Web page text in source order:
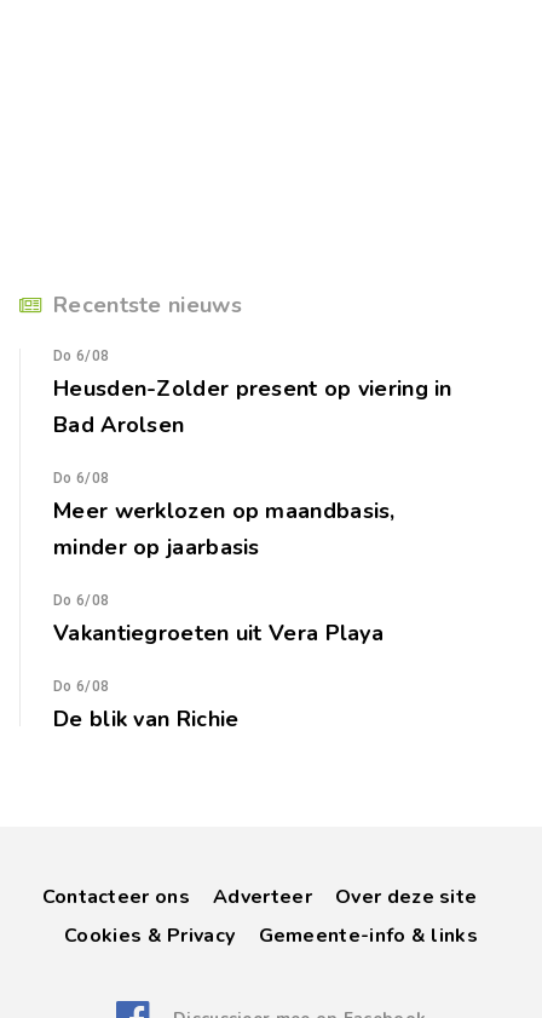
Recentste nieuws
Do 6/08
Heusden-Zolder present op viering in
Bad Arolsen
Do 6/08
Meer werklozen op maandbasis,
minder op jaarbasis
Do 6/08
Vakantiegroeten uit Vera Playa
Do 6/08
De blik van Richie
Contacteer ons Adverteer
Over deze site
Cookies & Privacy
Gemeente-info & links